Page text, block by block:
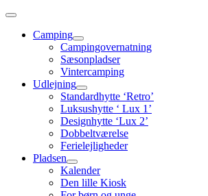
Skip
contentCamping
Campingovernatning
Sæsonpladser
Vintercamping
Udlejning
Standardhytte ‘Retro’
Luksushytte ‘ Lux 1’
Designhytte ‘Lux 2’
Dobbeltværelse
Ferielejligheder
Pladsen
Kalender
Den lille Kiosk